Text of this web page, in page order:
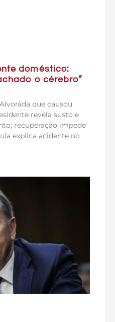
doméstico:
o cérebro”
que causou
revela susto e
recuperação impede
explica acidente no